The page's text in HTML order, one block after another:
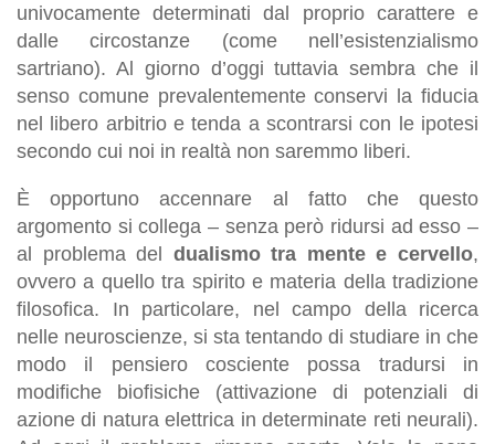
univocamente determinati dal proprio carattere e
dalle circostanze (come nell’esistenzialismo
sartriano). Al giorno d’oggi tuttavia sembra che il
senso comune prevalentemente conservi la fiducia
nel libero arbitrio e tenda a scontrarsi con le ipotesi
secondo cui noi in realtà non saremmo liberi.
È opportuno accennare al fatto che questo
argomento si collega – senza però ridursi ad esso –
al problema del dualismo tra mente e cervello,
ovvero a quello tra spirito e materia della tradizione
filosofica. In particolare, nel campo della ricerca
nelle neuroscienze, si sta tentando di studiare in che
modo il pensiero cosciente possa tradursi in
modifiche biofisiche (attivazione di potenziali di
azione di natura elettrica in determinate reti neurali).